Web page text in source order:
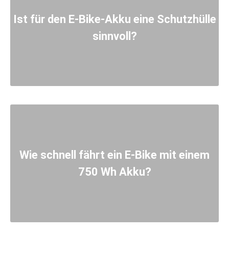
Ist für den E-Bike-Akku eine Schutzhülle
sinnvoll?
Wie schnell fährt ein E-Bike mit einem
750 Wh Akku?